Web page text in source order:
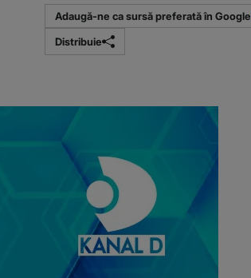
Adaugă-ne ca sursă preferată în Google
Distribuie